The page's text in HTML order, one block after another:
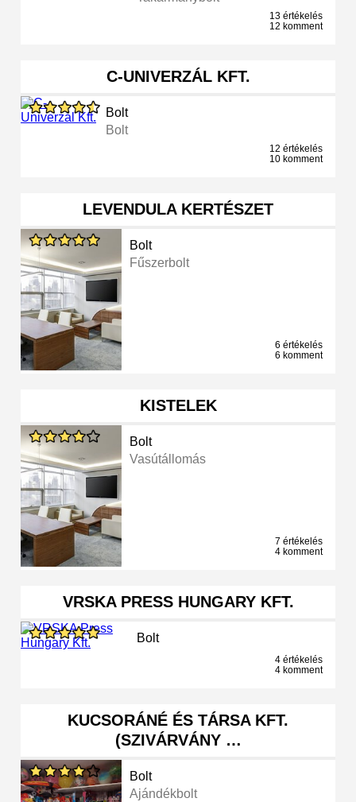
13 értékelés
12 komment
C-UNIVERZÁL KFT.
Bolt
Bolt
12 értékelés
10 komment
LEVENDULA KERTÉSZET
Bolt
Fűszerbolt
6 értékelés
6 komment
KISTELEK
Bolt
Vasútállomás
7 értékelés
4 komment
VRSKA PRESS HUNGARY KFT.
Bolt
4 értékelés
4 komment
KUCSORÁNÉ ÉS TÁRSA KFT.
(SZIVÁRVÁNY …
Bolt
Ajándékbolt